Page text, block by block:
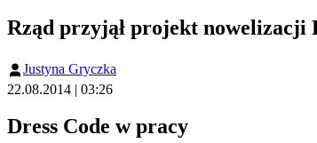
Rząd przyjął projekt nowelizacji
Justyna Gryczka
22.08.2014 | 03:26
Dress Code w pracy